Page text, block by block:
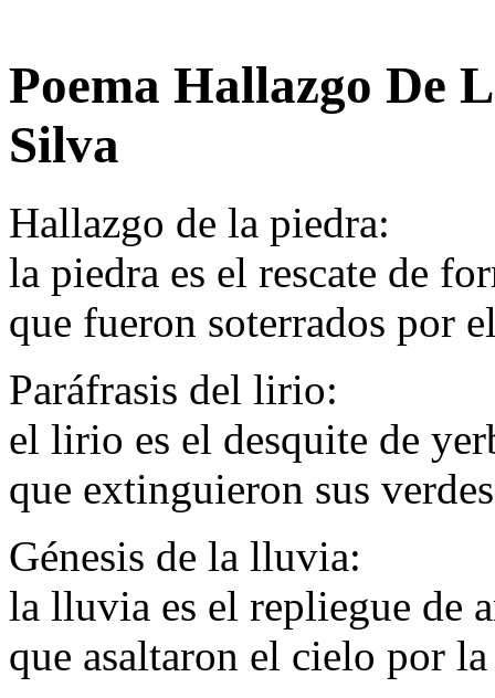
Poema Hallazgo De
Silva
Hallazgo de la piedra:
la piedra es el rescate de
que fueron soterrados por
Paráfrasis del lirio:
el lirio es el desquite de
que extinguieron sus
Génesis de la lluvia:
la lluvia es el repliegue de
que asaltaron el cielo por